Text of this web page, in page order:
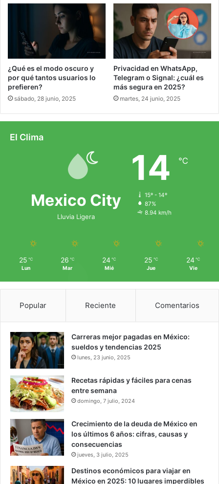
¿Qué es el modo oscuro y
por qué tantos usuarios lo
prefieren?
sábado, 28 junio, 2025
Privacidad en WhatsApp,
Telegram o Signal: ¿cuál es
más segura en 2025?
martes, 24 junio, 2025
El Clima
Mexico City
Lluvia Ligera
14 ℃
15º - 14º
87%
8.94 km/h
25 ℃
Lun
26 ℃
Mar
24 ℃
Mié
25 ℃
Jue
24 ℃
Vie
Popular Reciente Comentarios
Carreras mejor pagadas en México:
sueldos y tendencias 2025
lunes, 23 junio, 2025
Recetas rápidas y fáciles para cenas
entre semana
domingo, 7 julio, 2024
Crecimiento de la deuda de México en
los últimos 6 años: cifras, causas y
consecuencias
jueves, 3 julio, 2025
Destinos económicos para viajar en
México en 2025: 10 lugares imperdibles